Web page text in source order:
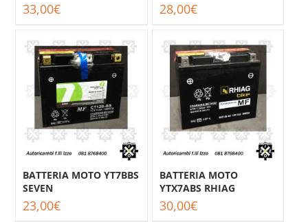
33,00€ 28,00€
BATTERIA MOTO YT7BBS
SEVEN
23,00€
BATTERIA MOTO
YTX7ABS RHIAG
30,00€